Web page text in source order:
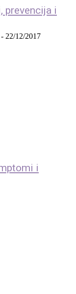
prevencija i
- 22/12/2017
i